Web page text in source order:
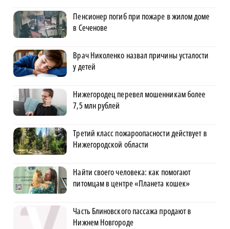
Пенсионер погиб при пожаре в жилом доме
в Сеченове
Врач Николенко назвал причины усталости
у детей
Нижегородец перевел мошенникам более
7,5 млн рублей
Третий класс пожароопасности действует в
Нижегородской области
Найти своего человека: как помогают
питомцам в центре «Планета кошек»
Часть Блиновского пассажа продают в
Нижнем Новгороде